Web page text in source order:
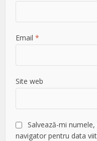
Email*
Site web
Salvează-mi
navigator pentru data